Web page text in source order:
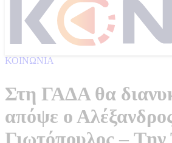
ΚΟΙΝΩΝΙΑ
Στη ΓΑΔΑ θα
απόψε ο
Γιωτόπουλος – Tην